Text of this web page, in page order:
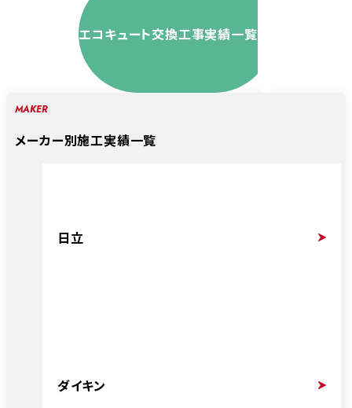
エコキュート交換工事実績一覧
MAKER
メーカー別施工実績一覧
日立
ダイキン